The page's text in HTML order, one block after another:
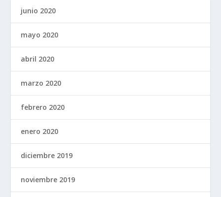
junio 2020
mayo 2020
abril 2020
marzo 2020
febrero 2020
enero 2020
diciembre 2019
noviembre 2019